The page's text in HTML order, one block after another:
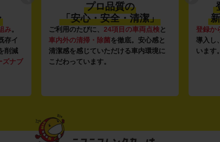
み。
存イ
削減
ズナブ
プロ品質の
「安心・安全・清潔」
ご利用のたびに、 24項目の車両点検と
車内外の清掃・除菌を徹底。安心感と
清潔感を感じていただける車内環境に
こだわっています。
登録か
導入し
います